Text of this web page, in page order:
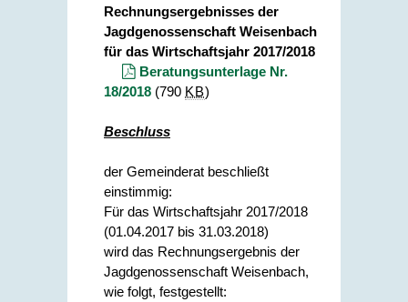
Rechnungsergebnisses der
Jagdgenossenschaft Weisenbach
für das Wirtschaftsjahr 2017/2018
Beratungsunterlage Nr.
18/2018 (790 KB)
Beschluss
der Gemeinderat beschließt
einstimmig:
Für das Wirtschaftsjahr 2017/2018
(01.04.2017 bis 31.03.2018)
wird das Rechnungsergebnis der
Jagdgenossenschaft Weisenbach,
wie folgt, festgestellt: